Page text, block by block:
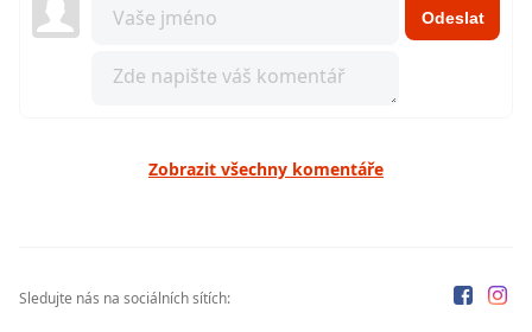
Odeslat
Zobrazit všechny komentáře
Sledujte nás na sociálních sítích: